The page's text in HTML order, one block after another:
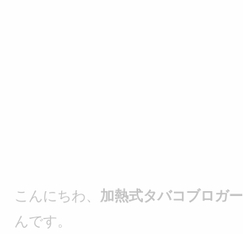
こんにちわ、 加熱式タバコブロガー
んです。